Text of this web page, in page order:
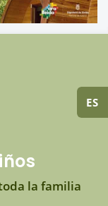
ES
la familia